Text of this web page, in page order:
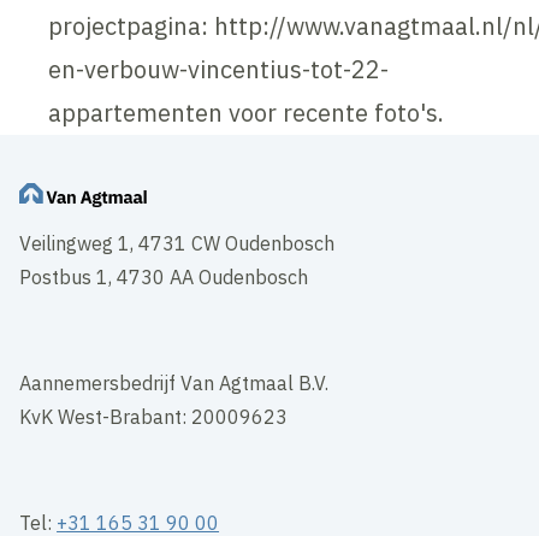
projectpagina: http://www.vanagtmaal.nl/
en-verbouw-vincentius-tot-22-
appartementen voor recente foto's.
Veilingweg 1, 4731 CW Oudenbosch
Postbus 1, 4730 AA Oudenbosch
Aannemersbedrijf Van Agtmaal B.V.
KvK West-Brabant: 20009623
Tel: +31 165 31 90 00